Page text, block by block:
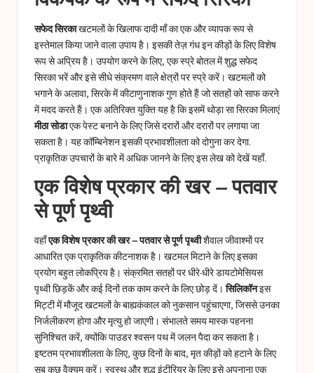
सफेद सिरकाखटमलों के खिलाफ दादी माँ का एक और व्यापक रूप से
इस्तेमाल किया जाने वाला उपाय है। इसकी तेज़ गंध इन कीड़ों के लिए विशेष
रूप से अप्रिय है। उपयोग करने के लिए, एक स्प्रे बोतल में शुद्ध सफेद
सिरका भरें और इसे सीधे संक्रमण वाले क्षेत्रों पर स्प्रे करें। खटमलों को
भगाने के अलावा, सिरके में कीटाणुनाशक गुण होते हैं जो सतहों को साफ करने
में मदद करते हैं। एक अतिरिक्त युक्ति यह है कि इसमें थोड़ा सा सिरका मिलाएं
मीठा सोडाएक पेस्ट बनाने के लिए जिसे दरारों और दरारों पर लगाया जा
सकता है। यह कॉम्बिनेशन इसकी प्रभावशीलता को दोगुना कर देगा.
प्राकृतिक उपचारों के बारे में अधिक जानने के लिए इस लेख को देखेंयहाँ.
एक विशेष प्रकार की खर – पतवार
से पूर्ण पृथ्वी
वहाँएक विशेष प्रकार की खर – पतवार से पूर्ण पृथ्वीशैवाल जीवाश्मों पर
आधारित एक प्राकृतिक कीटनाशक है। खटमल मिटाने के लिए इसका
प्रयोग बहुत लोकप्रिय है। संक्रमित सतहों पर धीरे-धीरे डायटोमेसियस
पृथ्वी छिड़कें और कई दिनों तक काम करने के लिए छोड़ दें।सिलिकॉनइस
मिट्टी में मौजूद खटमलों के बाह्यकंकाल को नुकसान पहुंचाएगा, जिससे उनका
निर्जलीकरण होगा और मृत्यु हो जाएगी। संभालते समय मास्क पहनना
सुनिश्चित करें, क्योंकि पाउडर श्वसन पथ में जलन पैदा कर सकता है।
इष्टतम प्रभावशीलता के लिए, कुछ दिनों के बाद, मृत कीड़ों को हटाने के लिए
सब कुछ वैक्यूम करें। स्वस्थ और शुद्ध इंटीरियर के लिए इसे अपनाना एक